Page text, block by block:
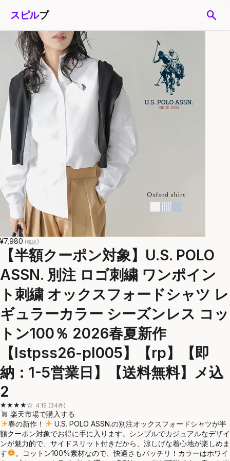
スピルプ search
¥7,980 (税込)
【半額クーポン対象】U.S. POLO
ASSN. 別注 ロゴ刺繍 ワンポイン
ト刺繍 オックスフォードシャツ レ
ギュラーカラー シーズンレス コッ
トン100％ 2026春夏新作
【lstpss26-pl005】【rp】【即
納：1-5営業日】【送料無料】メ込
2
★★★★☆ 4.15 (34件)
楽天市場で購入する
春の新作！
U.S. POLO ASSN.の別注オックスフォードシャツが半
額クーポン対象でお得に手に入ります。シンプルでカジュアルなデザイ
ンが魅力的で、サイドスリット付きだから、涼しげな着心地が楽しめま
す
。コットン100%素材なので、快適さもバッチリ！カラーはホワイ